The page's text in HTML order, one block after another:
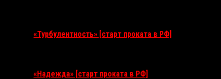
«Турбулентность» [старт проката в РФ]
«Надежда» [старт проката в РФ]